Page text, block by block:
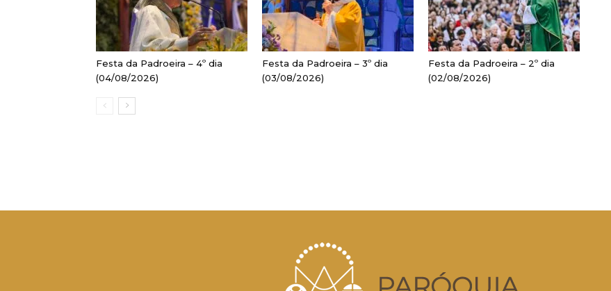
Festa da Padroeira – 4º dia
(04/08/2026)
Festa da Padroeira – 3º dia
(03/08/2026)
Festa da Padroeira – 2º dia
(02/08/2026)